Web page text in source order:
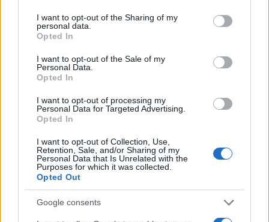
not limited to your visit or usage behaviour. You may click to
grant or deny consent to Google and its third-party tags to
use your data for below specified purposes in below Google
consent section.
I want to opt-out of the Sharing of my
personal data.
Opted In
I want to opt-out of the Sale of my
Personal Data.
Opted In
I want to opt-out of processing my
Personal Data for Targeted Advertising.
Opted In
I want to opt-out of Collection, Use,
Retention, Sale, and/or Sharing of my
Personal Data that Is Unrelated with the
Purposes for which it was collected.
Opted Out
Google consents
Staff